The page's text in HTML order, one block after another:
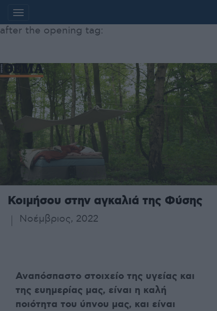
Additionally, paste this code immediately
after the opening tag:
περιεχόμενο
Κοιμήσου στην αγκαλιά της Φύσης
Νοέμβριος, 2022
Αναπόσπαστο στοιχείο της υγείας και
της ευημερίας μας, είναι η καλή
ποιότητα του ύπνου μας, και είναι